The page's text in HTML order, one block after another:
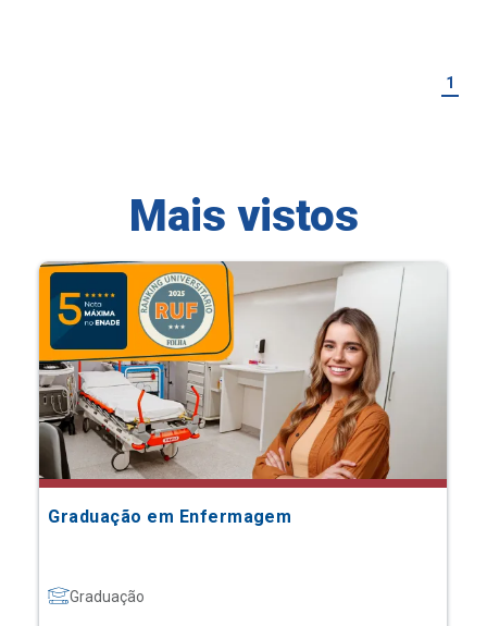
1
Mais vistos
Graduação em Enfermagem
Graduação